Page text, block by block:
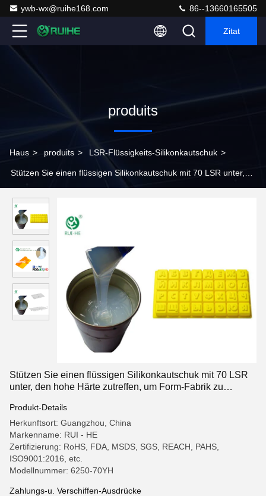
ywb-wx@ruihe168.com 86--13660165505
Zitat
produits
Haus > produits > LSR-Flüssigkeits-Silikonkautschuk >
Stützen Sie einen flüssigen Silikonkautschuk mit 70 LSR unter,
Stützen Sie einen flüssigen Silikonkautschuk mit 70 LSR
unter, den hohe Härte zutreffen, um Form-Fabrik zu
Produkt-Details
Herkunftsort: Guangzhou, China
Markenname: RUI - HE
Zertifizierung: RoHS, FDA, MSDS, SGS, REACH, PAHS,
ISO9001:2016, etc.
Modellnummer: 6250-70YH
Zahlungs-u. Verschiffen-Ausdrücke